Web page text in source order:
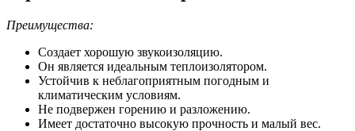
Преимущества:
Создает хорошую звукоизоляцию.
Он является идеальным теплоизолятором.
Устойчив к неблагоприятным погодным и
климатическим условиям.
Не подвержен горению и разложению.
Имеет достаточно высокую прочность и малый вес.